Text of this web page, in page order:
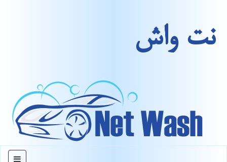
نت واش